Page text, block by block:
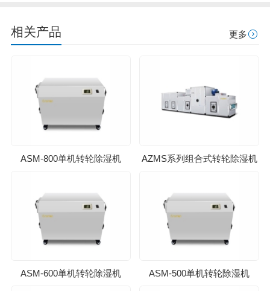
相关产品 更多
ASM-800单机转轮除湿机 AZMS系列组合式转轮除湿机
ASM-600单机转轮除湿机 ASM-500单机转轮除湿机